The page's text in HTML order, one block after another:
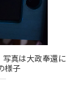
写真は大政奉還に
様子